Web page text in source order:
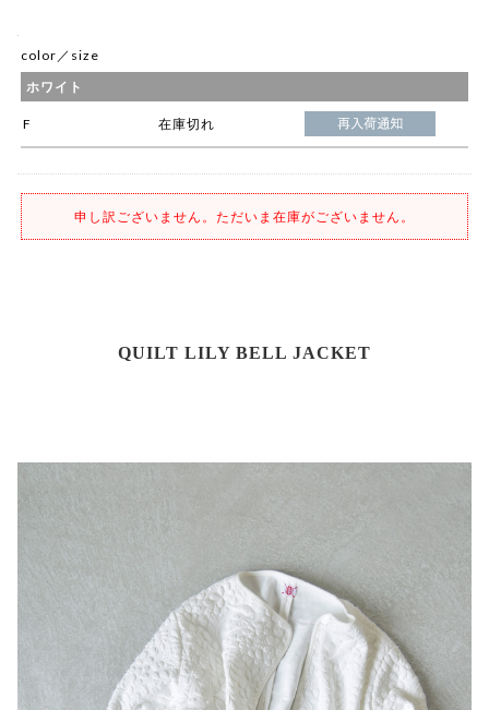
color／size
ホワイト
F 在庫切れ
申し訳ございません。ただいま在庫がございません。
QUILT LILY BELL JACKET